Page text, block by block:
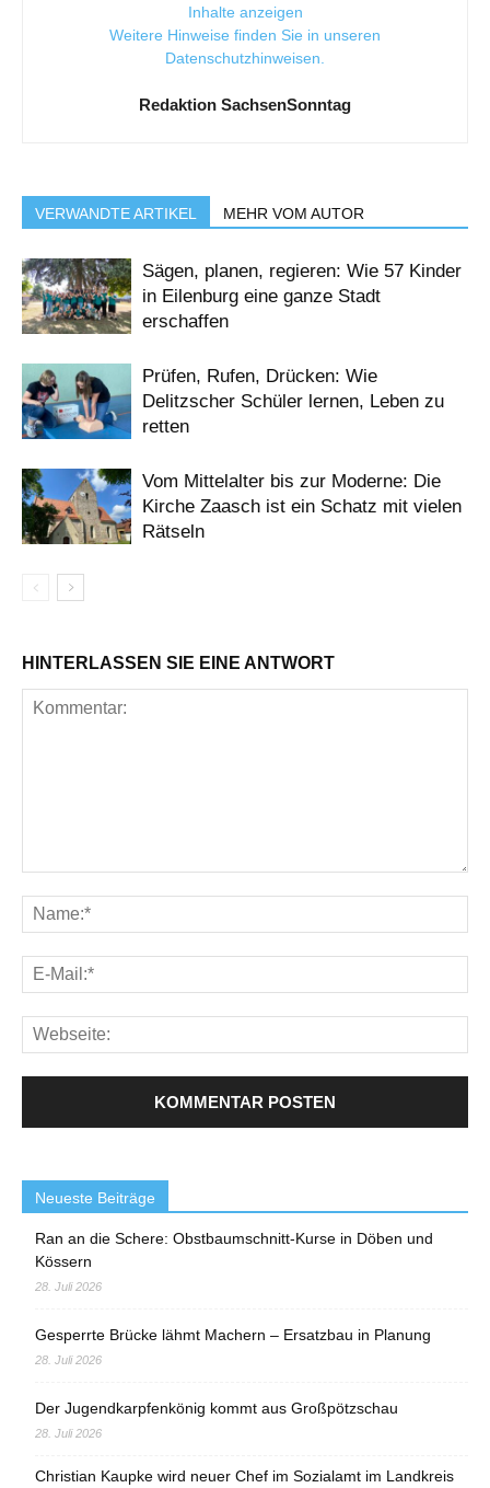
Inhalte anzeigen
Weitere Hinweise finden Sie in unseren
Datenschutzhinweisen
Redaktion SachsenSonntag
VERWANDTE ARTIKEL MEHR VOM AUTOR
Sägen, planen, regieren: Wie 57 Kinder
in Eilenburg eine ganze Stadt
erschaffen
Prüfen, Rufen, Drücken: Wie
Delitzscher Schüler lernen, Leben zu
retten
Vom Mittelalter bis zur Moderne: Die
Kirche Zaasch ist ein Schatz mit vielen
Rätseln
HINTERLASSEN SIE EINE ANTWORT
Neueste Beiträge
Ran an die Schere: Obstbaumschnitt-Kurse in Döben und
Kössern
28. Juli 2026
Gesperrte Brücke lähmt Machern – Ersatzbau in Planung
28. Juli 2026
Der Jugendkarpfenkönig kommt aus Großpötzschau
28. Juli 2026
Christian Kaupke wird neuer Chef im Sozialamt im Landkreis